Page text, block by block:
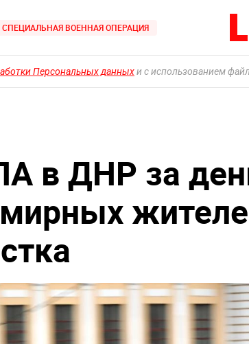
СПЕЦИАЛЬНАЯ ВОЕННАЯ ОПЕРАЦИЯ
Персональных данныхи с использованием
в ДНР за